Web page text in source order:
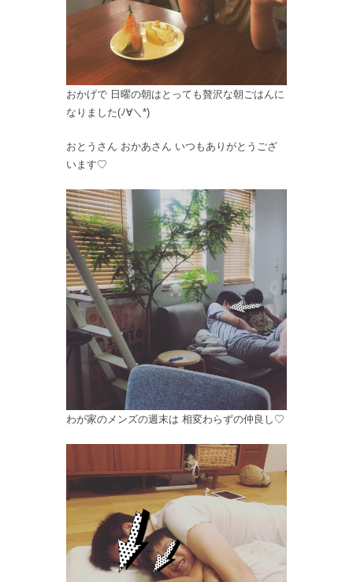
おかげで 日曜の朝はとっても贅沢な朝ごはんに
なりました(ﾉ∀＼*)
おとうさん おかあさん いつもありがとうござ
います♡
わが家のメンズの週末は 相変わらずの仲良し♡